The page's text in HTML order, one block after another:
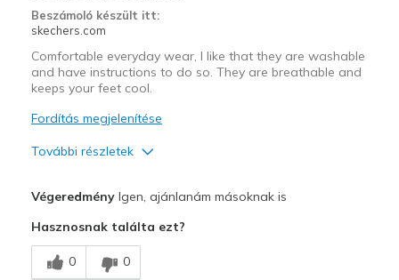
Beszámoló készült itt:
skechers.com
Comfortable everyday wear, I like that they are washable
and have instructions to do so. They are breathable and
keeps your feet cool.
Fordítás megjelenítése
További részletek
Breathe Well
Comfortable
VégeredményIgen, ajánlanám másoknak is
Hasznosnak találta ezt?
0 0